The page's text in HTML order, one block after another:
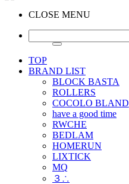
CLOSE MENU
TOP
BRAND LIST
BLOCK BASTA
ROLLERS
COCOLO BLAND
have a good time
RWCHE
BEDLAM
HOMERUN
LIXTICK
MQ
３∴